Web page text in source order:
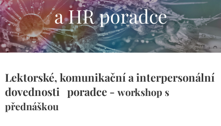
a HR poradce
Lektorské, komunikační a interpersonální
dovednosti poradce - workshop s
přednáškou